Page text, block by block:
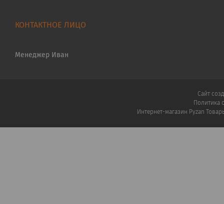
Менеджер Иван
Сайт
Политика
Интернет-магазин Pyzan